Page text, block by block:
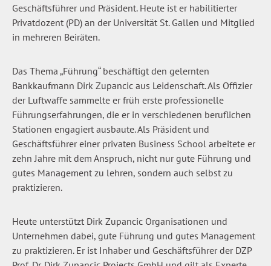
Geschäftsführer und Präsident. Heute ist er habilitierter
Privatdozent (PD) an der Universität St. Gallen und Mitglied
in mehreren Beiräten.
Das Thema „Führung“ beschäftigt den gelernten
Bankkaufmann Dirk Zupancic aus Leidenschaft. Als Offizier
der Luftwaffe sammelte er früh erste professionelle
Führungserfahrungen, die er in verschiedenen beruflichen
Stationen engagiert ausbaute. Als Präsident und
Geschäftsführer einer privaten Business School arbeitete er
zehn Jahre mit dem Anspruch, nicht nur gute Führung und
gutes Management zu lehren, sondern auch selbst zu
praktizieren.
Heute unterstützt Dirk Zupancic Organisationen und
Unternehmen dabei, gute Führung und gutes Management
zu praktizieren. Er ist Inhaber und Geschäftsführer der DZP